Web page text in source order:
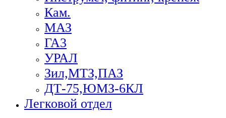
Кам.
МАЗ
ГА3
УРАЛ
Зил,МТЗ,ПАЗ
ДТ-75,ЮМЗ-6КЛ
Легковой отдел